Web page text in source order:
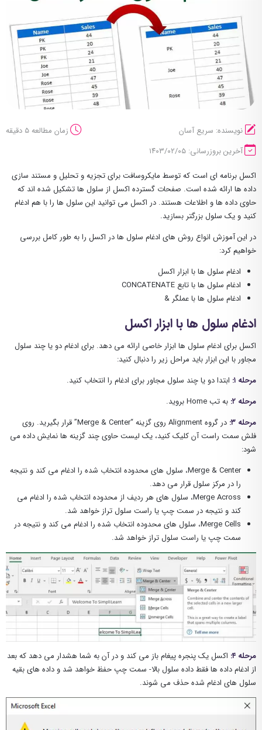
نویسنده: سریع آسان
زمان مطالعه 5 دقیقه
آخرین بروزرسانی: ۱۴۰۳/۰۲/۰۵
اکسل برنامه ای است که توسط مایکروسافت برای تجزیه و تحلیل و مستند سازی
داده ها ارائه شده است. صفحات گسترده اکسل از سلول ها تشکیل شده اند که
حاوی داده ها و اطلاعات هستند. در اکسل می توانید این سلول ها را با هم ادغام
کنید و یک سلول بزرگتر بسازید.
در این آموزش انواع روش های ادغام سلول ها در اکسل را به طور کامل بررسی
خواهیم کرد:
ادغام سلول ها با ابزار اکسل
ادغام سلول ها با تابع CONCATENATE
ادغام سلول ها با عملگر &
ادغام سلول ها با ابزار اکسل
اکسل برای ادغام سلول ها ابزار خاصی ارائه می دهد. برای ادغام دو یا چند سلول
مجاور با این ابزار باید مراحل زیر را دنبال کنید:
مرحله ۱:
ابتدا دو یا چند سلول مجاور برای ادغام را انتخاب کنید.
مرحله ۲:
به تب Home بروید.
مرحله ۳:
در گروه Alignment روی گزینه “Merge & Center” قرار بگیرید. روی
فلش سمت راست آن کلیک کنید، یک لیست حاوی چند گزینه ها نمایش داده می
شود:
Merge & Center، سلول های محدوده انتخاب شده را ادغام می کند و نتیجه
را در مرکز سلول قرار می دهد.
Merge Across، سلول های هر ردیف از محدوده انتخاب شده را ادغام می
کند و نتیجه در سمت چپ یا راست سلول تراز خواهد شد.
Merge Cells، سلول های محدوده انتخاب شده را ادغام می کند و نتیجه در
سمت چپ یا راست سلول تراز خواهد شد.
مرحله ۴:
اکسل یک پنجره پیغام باز می کند و در آن به شما هشدار می دهد که بعد
از ادغام داده ها فقط داده سلول بالا- سمت چپ حفظ خواهد شد و داده های بقیه
سلول های ادغام شده حذف می شوند.